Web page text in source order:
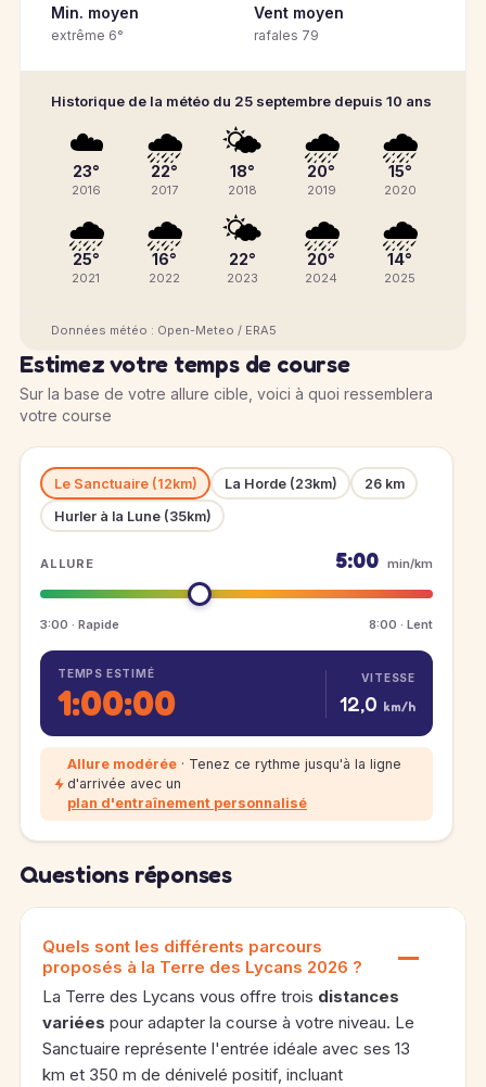
Min. moyen
extrême 6°
Vent moyen
rafales 79
Historique de la météo du 25 septembre depuis 10 ans
☁️
23°
2016
🌧️
22°
2017
🌤️
18°
2018
🌧️
20°
2019
🌧️
15°
2020
🌧️
25°
2021
🌧️
16°
2022
🌤️
22°
2023
🌧️
20°
2024
🌧️
14°
2025
Données météo : Open-Meteo / ERA5
Estimez votre temps de course
Sur la base de votre allure cible, voici à quoi ressemblera
votre course
Le Sanctuaire (12km) La Horde (23km)
26 km
Hurler à la Lune (35km)
ALLURE 5:00 min/km
3:00 · Rapide 8:00 · Lent
TEMPS ESTIMÉ
1:00:00
VITESSE
12,0 km/h
Allure modérée · Tenez ce rythme jusqu'à la ligne
d'arrivée avec un
plan d'entraînement personnalisé
Questions réponses
Quels sont les différents parcours
proposés à la Terre des Lycans 2026 ?
La Terre des Lycans vous offre trois distances
variées pour adapter la course à votre niveau. Le
Sanctuaire représente l'entrée idéale avec ses 13
km et 350 m de dénivelé positif, incluant